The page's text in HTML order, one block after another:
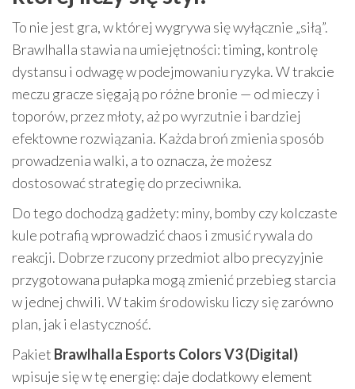
To nie jest gra, w której wygrywa się wyłącznie „siłą”.
Brawlhalla stawia na umiejętności: timing, kontrolę
dystansu i odwagę w podejmowaniu ryzyka. W trakcie
meczu gracze sięgają po różne bronie — od mieczy i
toporów, przez młoty, aż po wyrzutnie i bardziej
efektowne rozwiązania. Każda broń zmienia sposób
prowadzenia walki, a to oznacza, że możesz
dostosować strategię do przeciwnika.
Do tego dochodzą gadżety: miny, bomby czy kolczaste
kule potrafią wprowadzić chaos i zmusić rywala do
reakcji. Dobrze rzucony przedmiot albo precyzyjnie
przygotowana pułapka mogą zmienić przebieg starcia
w jednej chwili. W takim środowisku liczy się zarówno
plan, jak i elastyczność.
Pakiet Brawlhalla Esports Colors V3 (Digital)
wpisuje się w tę energię: daje dodatkowy element